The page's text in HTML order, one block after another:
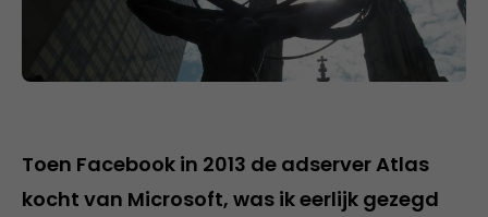
Toen Facebook in 2013 de adserver Atlas
kocht van Microsoft, was ik eerlijk gezegd